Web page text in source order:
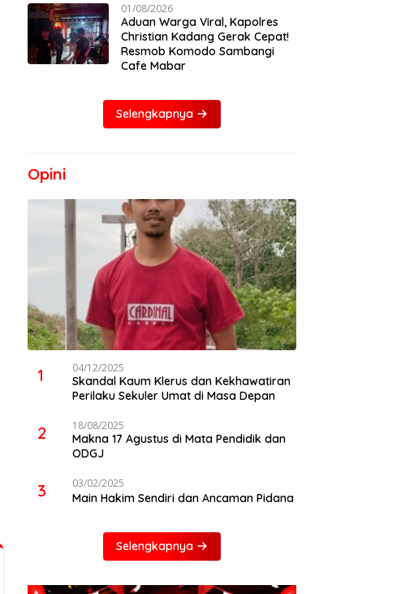
01/08/2026
Aduan Warga Viral, Kapolres
Christian Kadang Gerak Cepat!
Resmob Komodo Sambangi
Cafe Mabar
Selengkapnya
Opini
1 04/12/2025
Skandal Kaum Klerus dan Kekhawatiran
Perilaku Sekuler Umat di Masa Depan
2 18/08/2025
Makna 17 Agustus di Mata Pendidik dan
ODGJ
3 03/02/2025
Main Hakim Sendiri dan Ancaman Pidana
Selengkapnya